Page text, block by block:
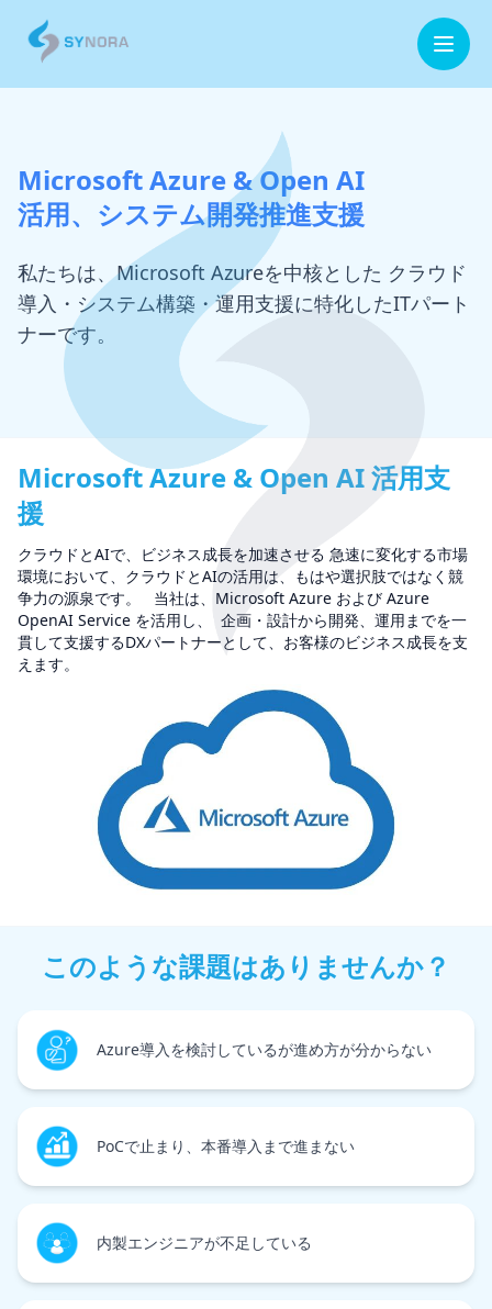
企業情報
お役立ち情報
お問合せ
Microsoft Azure & Open AI
活用、システム開発推進支援
私たちは、Microsoft Azureを中核とした クラウド
導入・システム構築・運用支援に特化したITパート
ナーです。
Microsoft Azure & Open AI 活用支
援
クラウドとAIで、ビジネス成長を加速させる 急速に変化する市場
環境において、クラウドとAIの活用は、もはや選択肢ではなく競
争力の源泉です。 当社は、Microsoft Azure および Azure
OpenAI Service を活用し、 企画・設計から開発、運用までを一
貫して支援するDXパートナーとして、お客様のビジネス成長を支
えます。
このような課題はありませんか？
Azure導入を検討しているが進め方が分からない
PoCで止まり、本番導入まで進まない
内製エンジニアが不足している